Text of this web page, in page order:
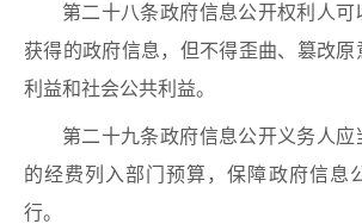
第二十八条政府信息公开权利人可
获得的政府信息，但不得歪曲、篡改原
利益和社会公共利益。
第二十九条政府信息公开义务人
的经费列入部门预算，保障政府信息
行。